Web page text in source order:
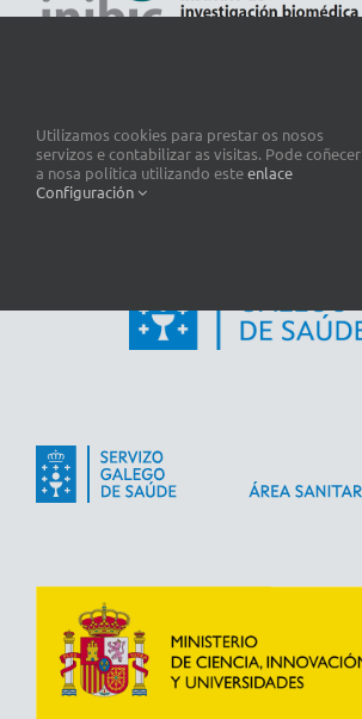
Utilizamos cookies para prestar os nosos
servizos e contabilizar as visitas. Pode coñecer
a nosa política utilizando esteenlace
Configuración